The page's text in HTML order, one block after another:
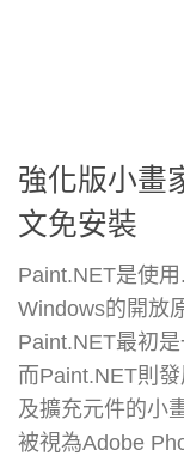
強化版小畫
文免安裝
Paint.NET是使
Windows的開放
Paint.NET最初
而Paint.NET則
及擴充元件的小
被視為Adobe